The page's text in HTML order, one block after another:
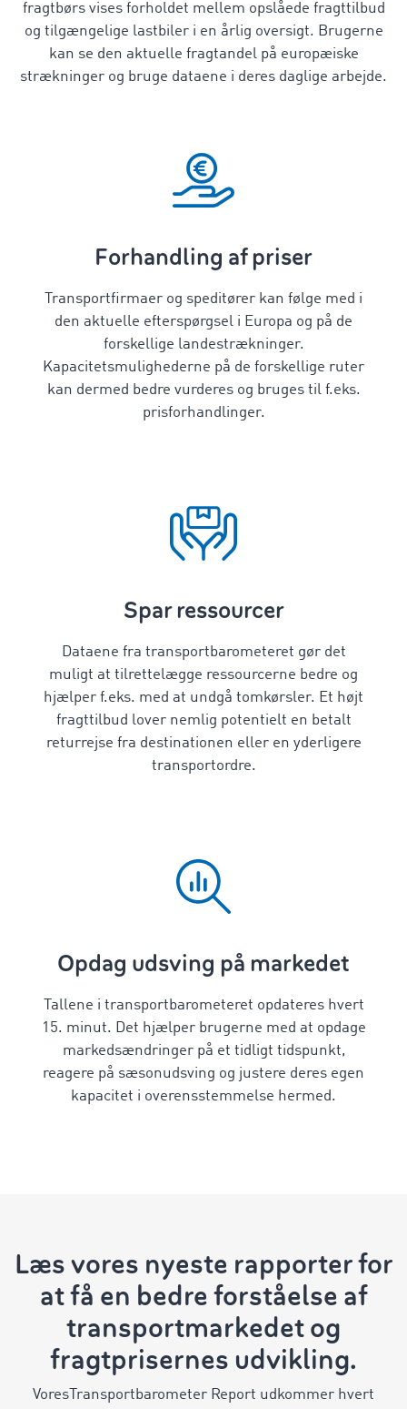
fragtbørs vises forholdet mellem opslåede fragttilbud
og tilgængelige lastbiler i en årlig oversigt. Brugerne
kan se den aktuelle fragtandel på europæiske
strækninger og bruge dataene i deres daglige arbejde.
Forhandling af priser
Transportfirmaer og speditører kan følge med i
den aktuelle efterspørgsel i Europa og på de
forskellige landestrækninger.
Kapacitetsmulighederne på de forskellige ruter
kan dermed bedre vurderes og bruges til f.eks.
prisforhandlinger.
Spar ressourcer
Dataene fra transportbarometeret gør det
muligt at tilrettelægge ressourcerne bedre og
hjælper f.eks. med at undgå tomkørsler. Et højt
fragttilbud lover nemlig potentielt en betalt
returrejse fra destinationen eller en yderligere
transportordre.
Opdag udsving på markedet
Tallene i transportbarometeret opdateres hvert
15. minut. Det hjælper brugerne med at opdage
markedsændringer på et tidligt tidspunkt,
reagere på sæsonudsving og justere deres egen
kapacitet i overensstemmelse hermed.
Læs vores nyeste rapporter for
at få en bedre forståelse af
transportmarkedet og
fragtprisernes udvikling.
Vores Transportbarometer Report udkommer hvert